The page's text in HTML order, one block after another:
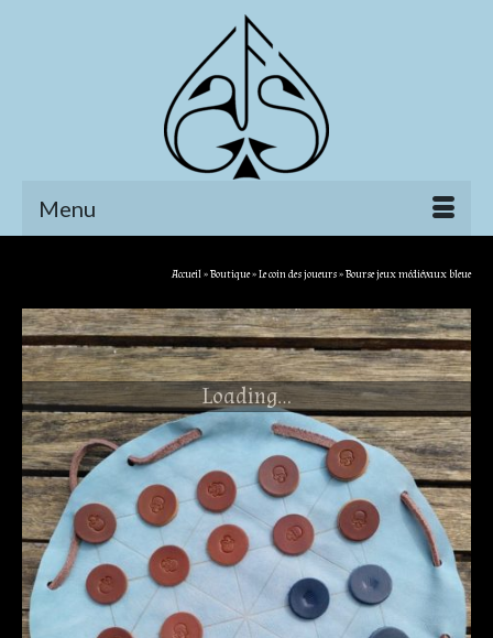
Menu
Accueil»Boutique»Le coin des joueurs»Bourse jeux médiévaux bleue
Loading...